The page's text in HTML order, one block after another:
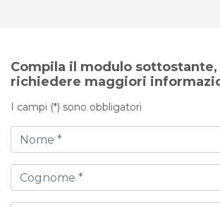
Compila il modulo sottostante,
richiedere maggiori
I campi (*) sono obbligatori
Nome
Cognome